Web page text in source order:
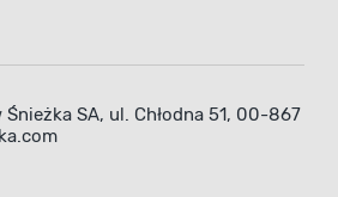
SA, ul. Chłodna 51, 00-867